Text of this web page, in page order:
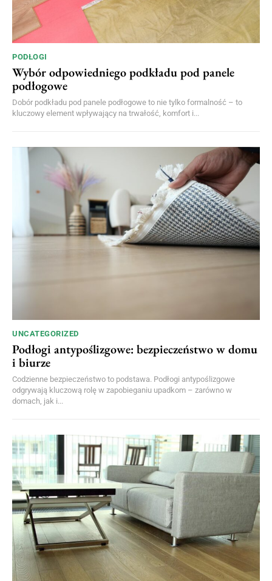
PODŁOGI
Wybór odpowiedniego podkładu pod panele
podłogowe
Dobór podkładu pod panele podłogowe to nie tylko formalność – to
kluczowy element wpływający na trwałość, komfort i...
UNCATEGORIZED
Podłogi antypoślizgowe: bezpieczeństwo w domu
i biurze
Codzienne bezpieczeństwo to podstawa. Podłogi antypoślizgowe
odgrywają kluczową rolę w zapobieganiu upadkom – zarówno w
domach, jak i...